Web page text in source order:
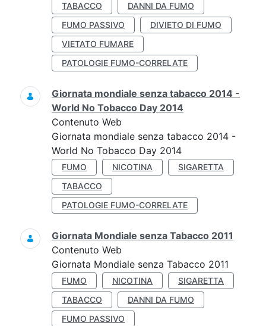
TABACCO
DANNI DA FUMO
FUMO PASSIVO
DIVIETO DI FUMO
VIETATO FUMARE
PATOLOGIE FUMO-CORRELATE
Giornata mondiale senza tabacco 2014 -
World No Tobacco Day 2014
Contenuto Web
Giornata mondiale senza tabacco 2014 -
World No Tobacco Day 2014
FUMO NICOTINA
SIGARETTA
TABACCO
PATOLOGIE FUMO-CORRELATE
Giornata Mondiale senza Tabacco 2011
Contenuto Web
Giornata Mondiale senza Tabacco 2011
FUMO NICOTINA
SIGARETTA
TABACCO
DANNI DA FUMO
FUMO PASSIVO